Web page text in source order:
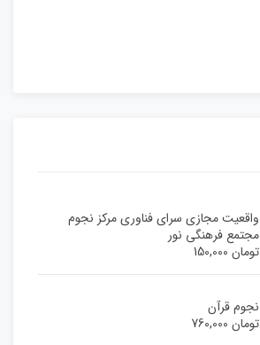
واقعیت مجازی سرای فناوری مرکز نجوم
مجتمع فرهنگی نور
تومان150,000
نجوم قرآن
تومان760,000